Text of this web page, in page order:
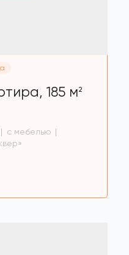
185 м2
с мебелью